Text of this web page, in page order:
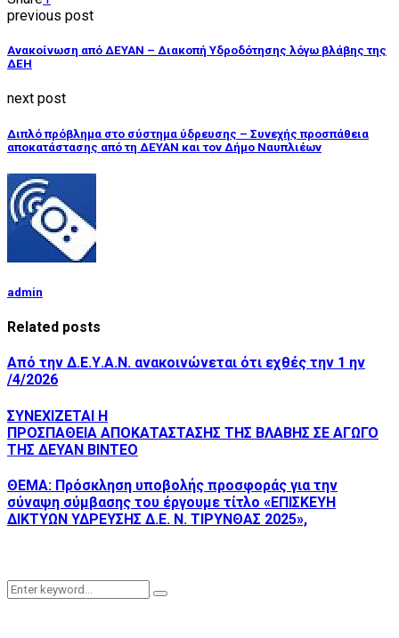
previous post
Ανακοίνωση από ΔΕΥΑΝ – Διακοπή Υδροδότησης λόγω βλάβης της
ΔΕΗ
next post
Διπλό πρόβλημα στο σύστημα ύδρευσης – Συνεχής προσπάθεια
αποκατάστασης από τη ΔΕΥΑΝ και τον Δήμο Ναυπλιέων
admin
Related posts
Από την Δ.Ε.Υ.Α.Ν. ανακοινώνεται ότι εχθές την 1 ην
/4/2026
ΣΥΝΕΧΙΖΕΤΑΙ Η
ΠΡΟΣΠΑΘΕΙΑ ΑΠΟΚΑΤΑΣΤΑΣΗΣ ΤΗΣ ΒΛΑΒΗΣ ΣΕ ΑΓΩΓΟ
ΤΗΣ ΔΕΥΑΝ ΒΙΝΤΕΟ
ΘΕΜΑ: Πρόσκληση υποβολής προσφοράς για την
σύναψη σύμβασης του έργουμε τίτλο «ΕΠΙΣΚΕΥΗ
ΔΙΚΤΥΩΝ ΥΔΡΕΥΣΗΣ Δ.Ε. Ν. ΤΙΡΥΝΘΑΣ 2025»,
Search
Search